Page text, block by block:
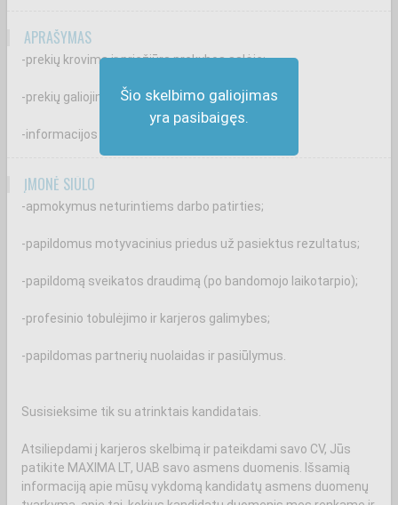
Šio skelbimo galiojimas
yra pasibaigęs.
APRAŠYMAS
-prekių krovimą ir priežiūrą prekybos salėje;
-prekių galiojimo terminų kontrolę;
-informacijos suteikimą klientams.
ĮMONĖ SIŪLO
-apmokymus neturintiems darbo patirties;
-papildomus motyvacinius priedus už pasiektus rezultatus;
-papildomą sveikatos draudimą (po bandomojo laikotarpio);
-profesinio tobulėjimo ir karjeros galimybes;
-papildomas partnerių nuolaidas ir pasiūlymus.
Susisieksime tik su atrinktais kandidatais.
Atsiliepdami į karjeros skelbimą ir pateikdami savo CV, Jūs
patikite MAXIMA LT, UAB savo asmens duomenis. Išsamią
informaciją apie mūsų vykdomą kandidatų asmens duomenų